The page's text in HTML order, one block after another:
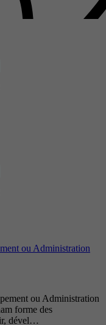
ou Administration
ou Administration
forme des
dével…